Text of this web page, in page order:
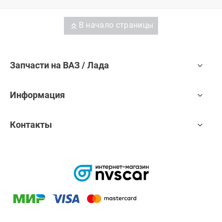
В начало страницы
Запчасти на ВАЗ / Лада
Информация
Контакты